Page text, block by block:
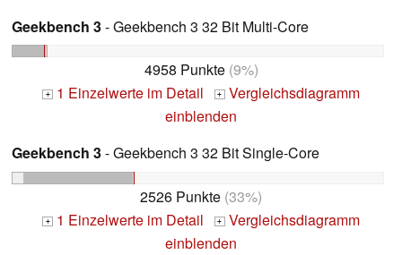
Geekbench 3- Geekbench 3 32 Bit Multi-Core
4958 Punkte(9%)
+ 1 Einzelwerte im Detail + Vergleichsdiagramm
einblenden
Geekbench 3- Geekbench 3 32 Bit Single-Core
2526 Punkte (33%)
+ 1 Einzelwerte im Detail + Vergleichsdiagramm
einblenden